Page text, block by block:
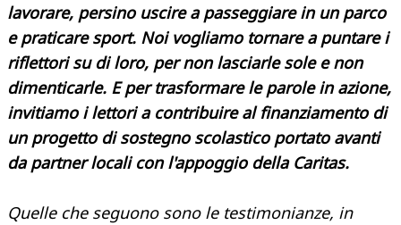
lavorare, persino uscire a passeggiare in un parco
e praticare sport. Noi vogliamo tornare a puntare i
riflettori su di loro, per non lasciarle sole e non
dimenticarle. E per trasformare le parole in azione,
invitiamo i lettori a contribuire al finanziamento di
un progetto di sostegno scolastico portato avanti
da partner locali con l'appoggio della Caritas.
Quelle che seguono sono le testimonianze, in